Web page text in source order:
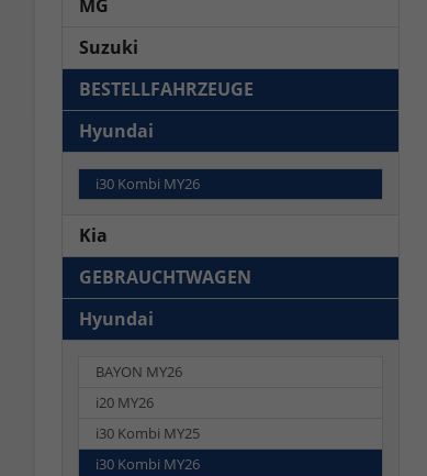
MG
Suzuki
BESTELLFAHRZEUGE
Hyundai
i30 Kombi MY26
Kia
GEBRAUCHTWAGEN
Hyundai
BAYON MY26
i20 MY26
i30 Kombi MY25
i30 Kombi MY26